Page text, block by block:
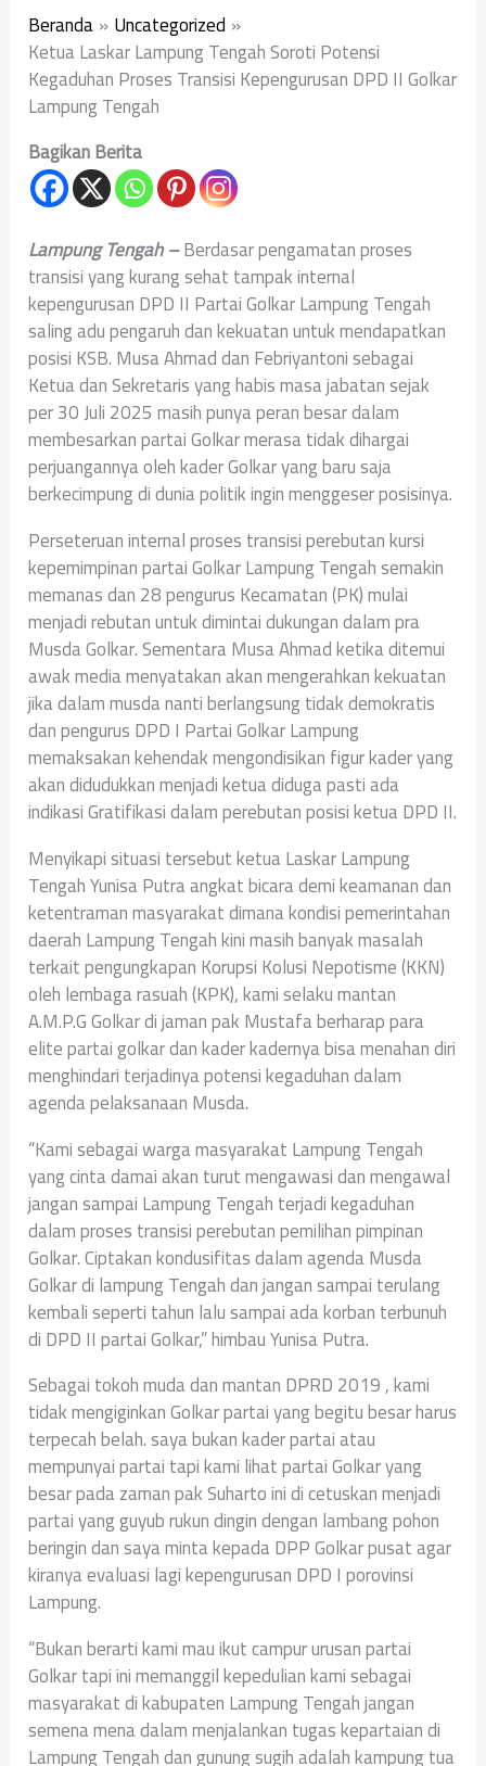
Beranda Uncategorized
Ketua Laskar Lampung Tengah Soroti Potensi
Kegaduhan Proses Transisi Kepengurusan DPD II Golkar
Lampung Tengah
Bagikan Berita
Lampung Tengah –Berdasar pengamatan proses
transisi yang kurang sehat tampak internal
kepengurusan DPD II Partai Golkar Lampung Tengah
saling adu pengaruh dan kekuatan untuk mendapatkan
posisi KSB. Musa Ahmad dan Febriyantoni sebagai
Ketua dan Sekretaris yang habis masa jabatan sejak
per 30 Juli 2025 masih punya peran besar dalam
membesarkan partai Golkar merasa tidak dihargai
perjuangannya oleh kader Golkar yang baru saja
berkecimpung di dunia politik ingin menggeser posisinya.
Perseteruan internal proses transisi perebutan kursi
kepemimpinan partai Golkar Lampung Tengah semakin
memanas dan 28 pengurus Kecamatan (PK) mulai
menjadi rebutan untuk dimintai dukungan dalam pra
Musda Golkar. Sementara Musa Ahmad ketika ditemui
awak media menyatakan akan mengerahkan kekuatan
jika dalam musda nanti berlangsung tidak demokratis
dan pengurus DPD I Partai Golkar Lampung
memaksakan kehendak mengondisikan figur kader yang
akan didudukkan menjadi ketua diduga pasti ada
indikasi Gratifikasi dalam perebutan posisi ketua DPD II.
Menyikapi situasi tersebut ketua Laskar Lampung
Tengah Yunisa Putra angkat bicara demi keamanan dan
ketentraman masyarakat dimana kondisi pemerintahan
daerah Lampung Tengah kini masih banyak masalah
terkait pengungkapan Korupsi Kolusi Nepotisme (KKN)
oleh lembaga rasuah (KPK), kami selaku mantan
A.M.P.G Golkar di jaman pak Mustafa berharap para
elite partai golkar dan kader kadernya bisa menahan diri
menghindari terjadinya potensi kegaduhan dalam
agenda pelaksanaan Musda.
“Kami sebagai warga masyarakat Lampung Tengah
yang cinta damai akan turut mengawasi dan mengawal
jangan sampai Lampung Tengah terjadi kegaduhan
dalam proses transisi perebutan pemilihan pimpinan
Golkar. Ciptakan kondusifitas dalam agenda Musda
Golkar di lampung Tengah dan jangan sampai terulang
kembali seperti tahun lalu sampai ada korban terbunuh
di DPD II partai Golkar,” himbau Yunisa Putra.
Sebagai tokoh muda dan mantan DPRD 2019 , kami
tidak mengiginkan Golkar partai yang begitu besar harus
terpecah belah. saya bukan kader partai atau
mempunyai partai tapi kami lihat partai Golkar yang
besar pada zaman pak Suharto ini di cetuskan menjadi
partai yang guyub rukun dingin dengan lambang pohon
beringin dan saya minta kepada DPP Golkar pusat agar
kiranya evaluasi lagi kepengurusan DPD I porovinsi
Lampung.
“Bukan berarti kami mau ikut campur urusan partai
Golkar tapi ini memanggil kepedulian kami sebagai
masyarakat di kabupaten Lampung Tengah jangan
semena mena dalam menjalankan tugas kepartaian di
Lampung Tengah dan gunung sugih adalah kampung tua